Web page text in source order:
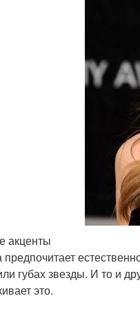
акценты
предпочитает
губах звезды. И то и
это.